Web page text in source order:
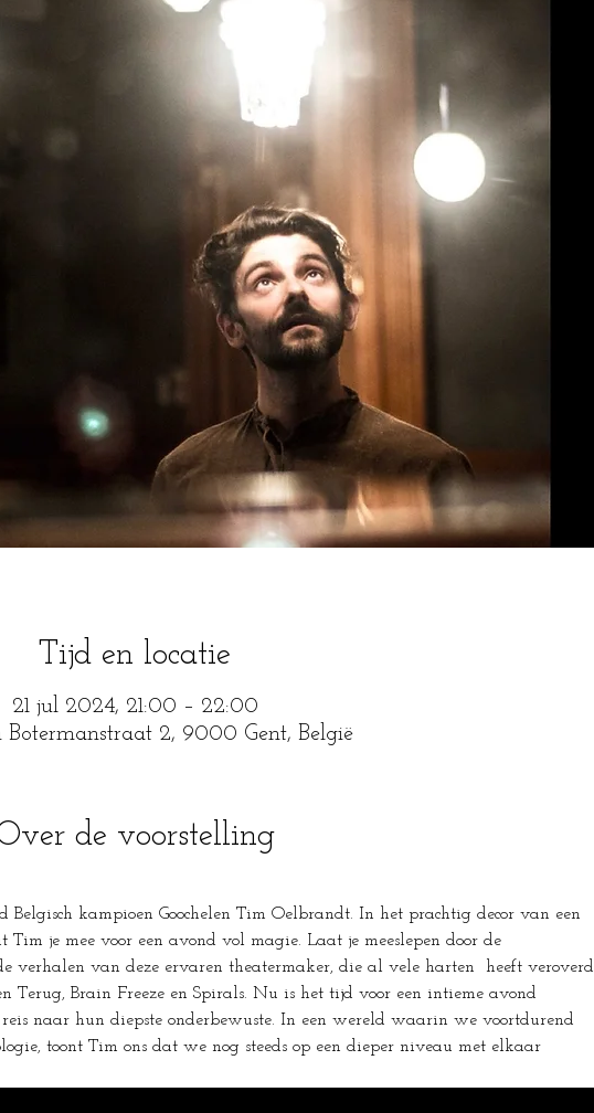
Tijd en locatie
21 jul 2024, 21:00 – 22:00
Botermanstraat 2, 9000 Gent, België
de voorstelling
kampioen Goochelen Tim Oelbrandt. In het prachtig decor van een
Tim je mee voor een avond vol magie. Laat je meeslepen door de
verhalen van deze ervaren theatermaker, die al vele harten  heeft veroverd
Terug, Brain Freeze en Spirals. Nu is het tijd voor een intieme avond
naar hun diepste onderbewuste. In een wereld waarin we voortdurend
toont Tim ons dat we nog steeds op een dieper niveau met elkaar